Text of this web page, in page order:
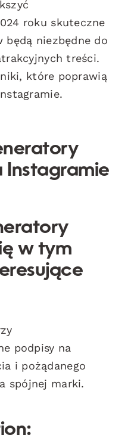
roku skuteczne
będą niezbędne do
treści.
które poprawią
Instagramie
w tym
podpisy na
i pożądanego
spójnej marki.